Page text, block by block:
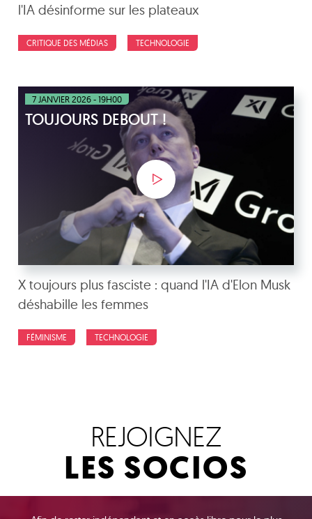
l'IA désinforme sur les plateaux
CRITIQUE DES MÉDIAS TECHNOLOGIE
7 JANVIER 2026 - 19H00
TOUJOURS DEBOUT !
X toujours plus fasciste : quand l'IA d'Elon Musk
déshabille les femmes
FÉMINISME TECHNOLOGIE
REJOIGNEZ
LES SOCIOS